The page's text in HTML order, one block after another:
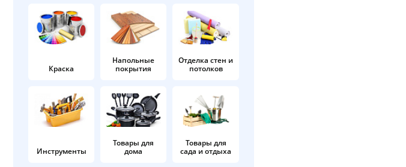
Краска
Напольные
покрытия
Отделка стен и
потолков
Инструменты
Товары для
дома
Товары для
сада и отдыха